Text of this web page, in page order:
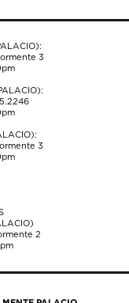
3
3
2